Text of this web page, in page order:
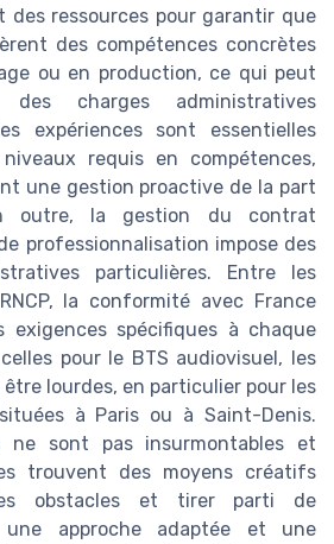
des ressources pour garantir que
des compétences concrètes
ou en production, ce qui peut
charges administratives
expériences sont essentielles
requis en compétences,
une gestion proactive de la part
outre, la gestion du contrat
professionnalisation impose des
particulières. Entre les
la conformité avec France
exigences spécifiques à chaque
pour le BTS audiovisuel, les
lourdes, en particulier pour les
à Paris ou à Saint-Denis.
ne sont pas insurmontables et
trouvent des moyens créatifs
obstacles et tirer parti de
une approche adaptée et une